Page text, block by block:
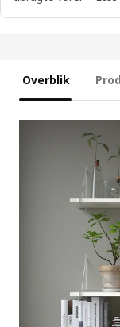
Overblik